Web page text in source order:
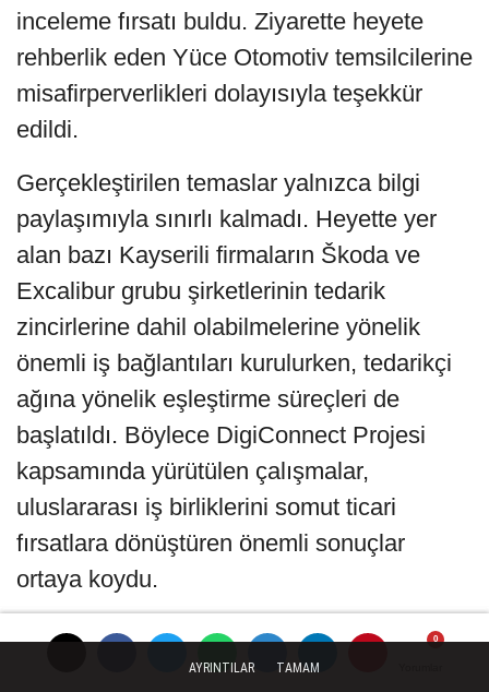
inceleme fırsatı buldu. Ziyarette heyete
rehberlik eden Yüce Otomotiv temsilcilerine
misafirperverlikleri dolayısıyla teşekkür
edildi.
Gerçekleştirilen temaslar yalnızca bilgi
paylaşımıyla sınırlı kalmadı. Heyette yer
alan bazı Kayserili firmaların Škoda ve
Excalibur grubu şirketlerinin tedarik
zincirlerine dahil olabilmelerine yönelik
önemli iş bağlantıları kurulurken, tedarikçi
ağına yönelik eşleştirme süreçleri de
başlatıldı. Böylece DigiConnect Projesi
kapsamında yürütülen çalışmalar,
uluslararası iş birliklerini somut ticari
fırsatlara dönüştüren önemli sonuçlar
ortaya koydu.
DİGİCONNECT İLE KARŞILIKLI PAZAR
AŞİNALIĞI GÜÇLENDİ
AYRINTILAR TAMAM